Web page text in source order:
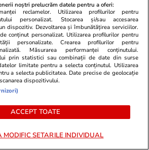
în Prahova:
de
găsite
București
noștri prelucrăm datele pentru a oferi:
reclamelor. Utilizarea profilurilor pentru
personalizat. Stocarea și/sau accesarea
dispozitiv. Dezvoltarea și îmbunătățirea serviciilor.
conținut personalizat. Utilizarea profilurilor pentru
personalizate. Crearea profilurilor pentru
Măsurarea performanței conținutului.
prin statistici sau combinații de date din surse
limitate pentru a selecta conținutul. Utilizarea
a selecta publicitatea. Date precise de geolocație
dispozitivului.
ACCEPT TOATE
MODIFIC SETARILE INDIVIDUAL